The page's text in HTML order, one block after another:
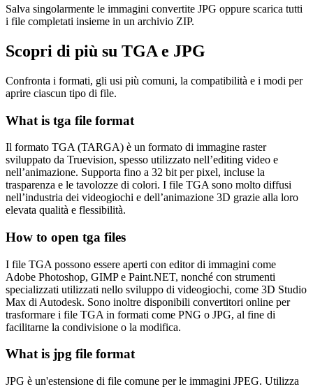
Salva singolarmente le immagini convertite JPG oppure scarica tutti
i file completati insieme in un archivio ZIP.
Scopri di più su TGA e JPG
Confronta i formati, gli usi più comuni, la compatibilità e i modi per
aprire ciascun tipo di file.
What is tga file format
Il formato TGA (TARGA) è un formato di immagine raster
sviluppato da Truevision, spesso utilizzato nell’editing video e
nell’animazione. Supporta fino a 32 bit per pixel, incluse la
trasparenza e le tavolozze di colori. I file TGA sono molto diffusi
nell’industria dei videogiochi e dell’animazione 3D grazie alla loro
elevata qualità e flessibilità.
How to open tga files
I file TGA possono essere aperti con editor di immagini come
Adobe Photoshop, GIMP e Paint.NET, nonché con strumenti
specializzati utilizzati nello sviluppo di videogiochi, come 3D Studio
Max di Autodesk. Sono inoltre disponibili convertitori online per
trasformare i file TGA in formati come PNG o JPG, al fine di
facilitarne la condivisione o la modifica.
What is jpg file format
JPG è un'estensione di file comune per le immagini JPEG. Utilizza